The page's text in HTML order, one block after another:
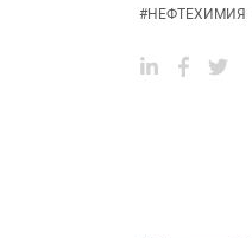
#НЕФТЕХИМИЯ